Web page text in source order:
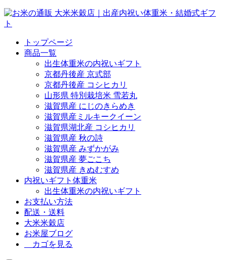
トップページ
商品一覧
出生体重米の内祝いギフト
京都丹後産 京式部
京都丹後産 コシヒカリ
山形県 特別栽培米 雪若丸
滋賀県産 にじのきらめき
滋賀県産ミルキークイーン
滋賀県湖北産 コシヒカリ
滋賀県産 秋の詩
滋賀県産 みずかがみ
滋賀県産 夢ごこち
滋賀県産 きぬむすめ
内祝いギフト体重米
出生体重米の内祝いギフト
お支払い方法
配送・送料
大米米穀店
お米屋ブログ
カゴを見る